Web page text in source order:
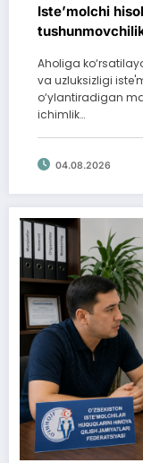
Iste’molchi
Aholiga
va uzluksizligi
o‘ylantiradigan
ichimlik…
04.08.2026